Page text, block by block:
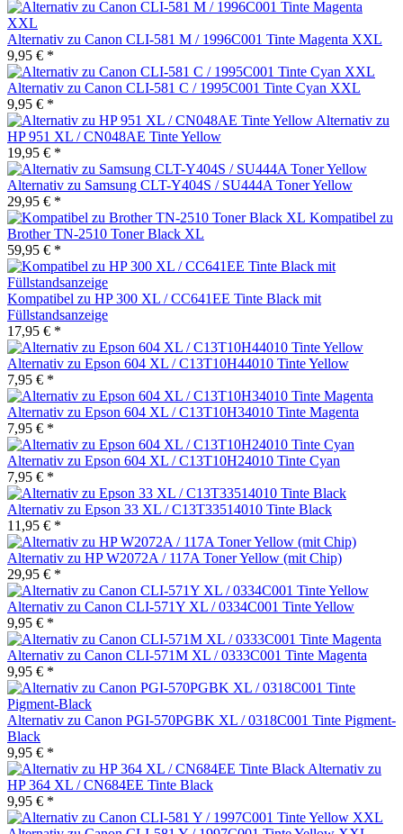
Alternativ zu Canon CLI-581 M / 1996C001 Tinte Magenta XXL
9,95 € *
Alternativ zu Canon CLI-581 C / 1995C001 Tinte Cyan XXL
9,95 € *
Alternativ zu
HP 951 XL / CN048AE Tinte Yellow
19,95 € *
Alternativ zu Samsung CLT-Y404S / SU444A Toner Yellow
29,95 € *
Kompatibel zu
Brother TN-2510 Toner Black XL
59,95 € *
Kompatibel zu HP 300 XL / CC641EE Tinte Black mit
Füllstandsanzeige
17,95 € *
Alternativ zu Epson 604 XL / C13T10H44010 Tinte Yellow
7,95 € *
Alternativ zu Epson 604 XL / C13T10H34010 Tinte Magenta
7,95 € *
Alternativ zu Epson 604 XL / C13T10H24010 Tinte Cyan
7,95 € *
Alternativ zu Epson 33 XL / C13T33514010 Tinte Black
11,95 € *
Alternativ zu HP W2072A / 117A Toner Yellow (mit Chip)
29,95 € *
Alternativ zu Canon CLI-571Y XL / 0334C001 Tinte Yellow
9,95 € *
Alternativ zu Canon CLI-571M XL / 0333C001 Tinte Magenta
9,95 € *
Alternativ zu Canon PGI-570PGBK XL / 0318C001 Tinte Pigment-
Black
9,95 € *
Alternativ zu
HP 364 XL / CN684EE Tinte Black
9,95 € *